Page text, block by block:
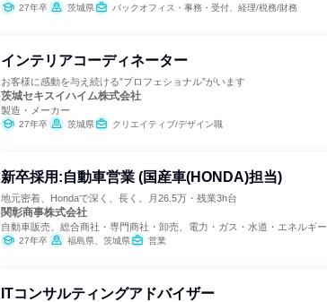
27年卒 茨城県 バックオフィス・事務・受付、経理/税務/財務
インテリアコーディネーター
お客様に感動を与え続ける”プロフェショナル”がいます
茨城セキスイハイム株式会社
製造・メーカー
27年卒 茨城県 クリエイティブ/デザイン職
新卒採用:自動車営業 (国産車(HONDA)担当)
地元密着、Hondaで深く、長く。月26.5万・残業3h台
関彰商事株式会社
自動車販売、総合商社・専門商社・卸売、電力・ガス・水道・エネルギー
27年卒 福島県、茨城県 営業
ITコンサルティングアドバイザー